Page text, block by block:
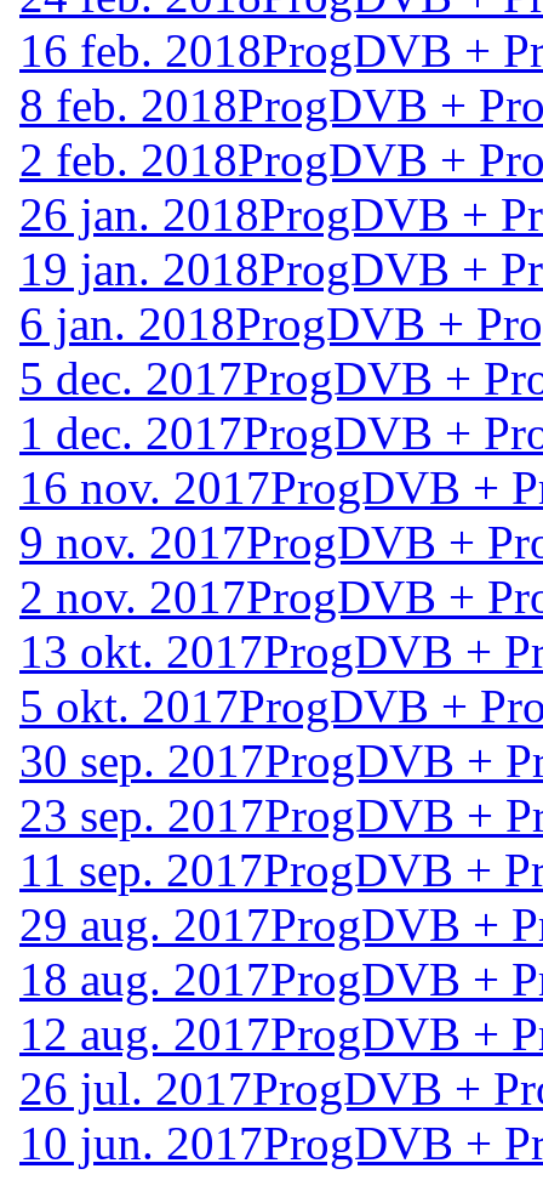
16 feb. 2018ProgDVB +
8 feb. 2018ProgDVB +
2 feb. 2018ProgDVB +
26 jan. 2018ProgDVB +
19 jan. 2018ProgDVB +
6 jan. 2018ProgDVB +
5 dec. 2017ProgDVB +
1 dec. 2017ProgDVB +
16 nov. 2017ProgDVB +
9 nov. 2017ProgDVB +
2 nov. 2017ProgDVB +
13 okt. 2017ProgDVB +
5 okt. 2017ProgDVB +
30 sep. 2017ProgDVB +
23 sep. 2017ProgDVB +
11 sep. 2017ProgDVB +
29 aug. 2017ProgDVB +
18 aug. 2017ProgDVB +
12 aug. 2017ProgDVB +
26 jul. 2017ProgDVB +
10 jun. 2017ProgDVB +